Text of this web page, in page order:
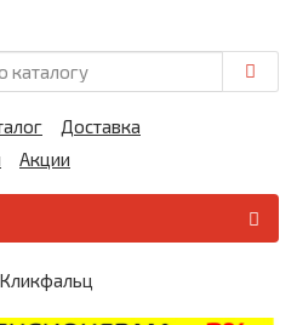
Доставка
Акции
Кликфальц